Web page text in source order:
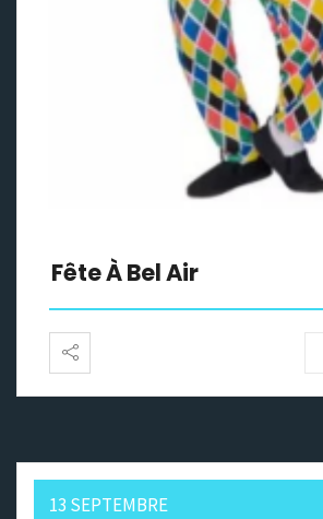
Fête À Bel Air
13 SEPTEMBRE